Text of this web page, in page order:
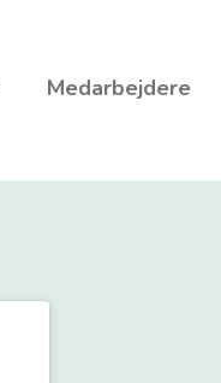
Medarbejdere